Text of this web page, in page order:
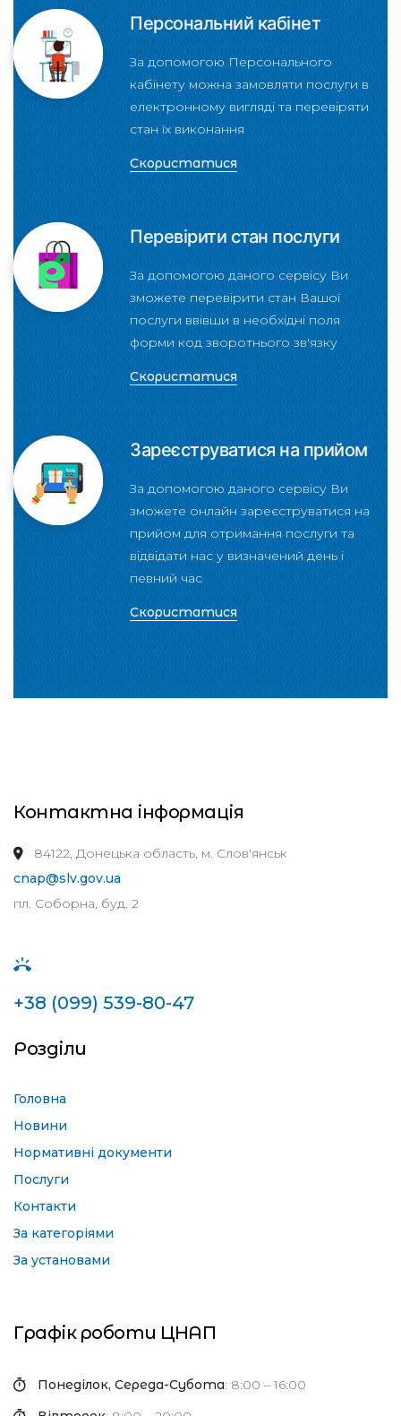
Персональний кабінет
За допомогою Персонального
кабінету можна замовляти послуги в
електронному вигляді та перевіряти
стан їх виконання
Скористатися
Перевірити стан послуги
За допомогою даного сервісу Ви
зможете перевірити стан Вашої
послуги ввівши в необхідні поля
форми код зворотнього зв'язку
Скористатися
Зареєструватися на прийом
За допомогою даного сервісу Ви
зможете онлайн зареєструватися на
прийом для отримання послуги та
відвідати нас у визначений день і
певний час
Скористатися
Контактна інформація
84122, Донецька область, м. Слов'янськ
cnap@slv.gov.ua
пл. Соборна, буд. 2
+38 (099) 539-80-47
Розділи
Головна
Новини
Нормативні документи
Послуги
Контакти
За категоріями
За установами
Графік роботи ЦНАП
Понеділок, Середа-Субота: 8:00 – 16:00